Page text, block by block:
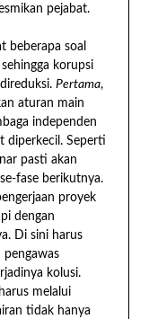
pejabat.
beberapa soal
korupsi
Pertama,
aturan main
independen
diperkecil. Seperti
pasti akan
fase berikutnya.
proyek
dengan
Di sini harus
pengawas
kolusi.
melalui
tidak hanya